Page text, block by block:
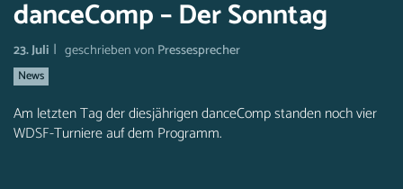
danceComp – Der Sonntag
23. Juli | geschrieben von Pressesprecher
News
Am letzten Tag der diesjährigen danceComp standen noch vier
WDSF-Turniere auf dem Programm.